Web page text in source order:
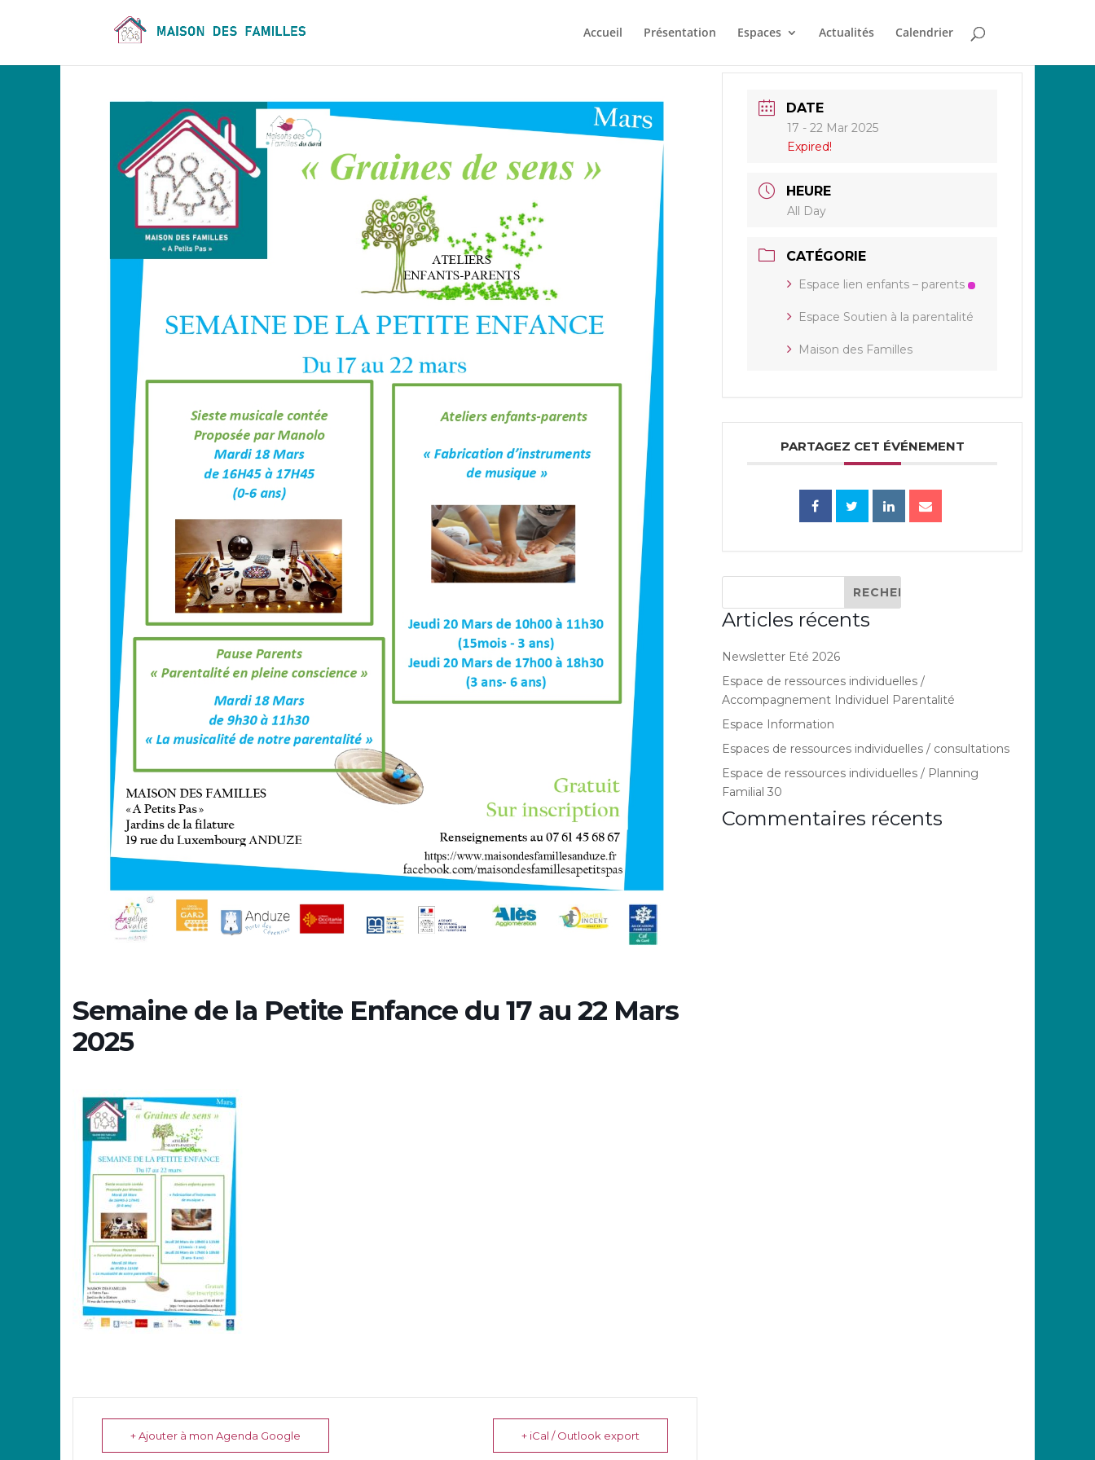
Accueil Présentation Espaces Actualités Calendrier
Semaine de la Petite Enfance du 17 au 22 Mars
2025
+ Ajouter à mon Agenda Google + iCal / Outlook export
DATE
17 - 22 Mar 2025
Expired!
HEURE
All Day
CATÉGORIE
Espace lien enfants – parents
Espace Soutien à la parentalité
Maison des Familles
PARTAGEZ CET ÉVÉNEMENT
Articles récents
Newsletter Eté 2026
Espace de ressources individuelles /
Accompagnement Individuel Parentalité
Espace Information
Espaces de ressources individuelles / consultations
Espace de ressources individuelles / Planning
Familial 30
Commentaires récents